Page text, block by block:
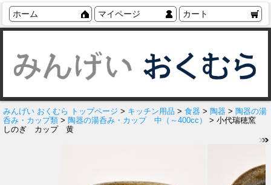
ホーム マイページ カート
みんげい おくむら トップページ > キッチン用品 > 食器 > 陶器 > 陶器の湯
呑み・カップ類 > 陶器の湯呑み・カップ 中（～400cc）
> 小代瑞穂窯
しのぎ カップ 黄